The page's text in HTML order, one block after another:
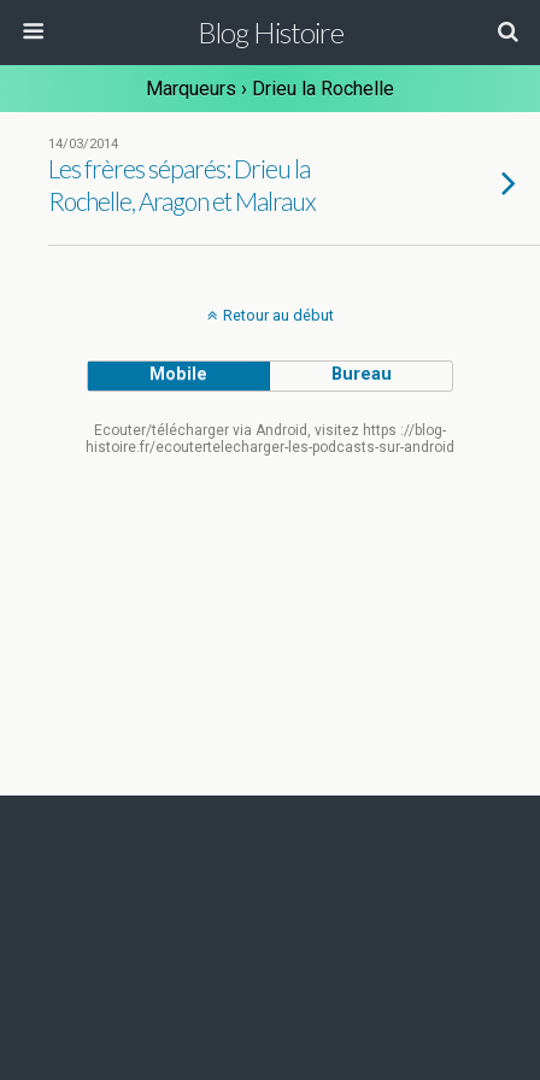
Blog Histoire
Marqueurs › Drieu la Rochelle
14/03/2014
Les frères séparés: Drieu la
Rochelle, Aragon et Malraux
Retour au début
Mobile Bureau
Ecouter/télécharger via Android, visitez https ://blog-
histoire.fr/ecoutertelecharger-les-podcasts-sur-android